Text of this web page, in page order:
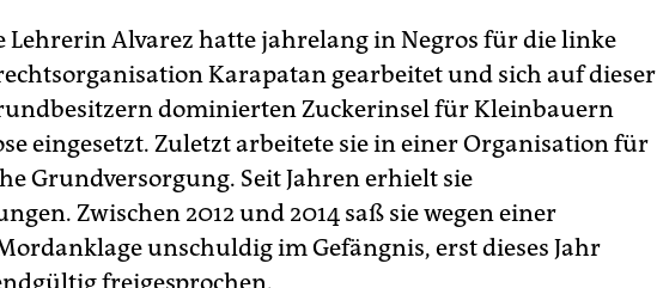
Lehrerin Alvarez hatte jahrelang in Negros für die linke
Karapatan gearbeitet und sich auf dieser
dominierten Zuckerinsel für Kleinbauern
eingesetzt. Zuletzt arbeitete sie in einer Organisation für
Grundversorgung. Seit Jahren erhielt sie
Zwischen 2012 und 2014 saß sie wegen einer
unschuldig im Gefängnis, erst dieses Jahr
freigesprochen.